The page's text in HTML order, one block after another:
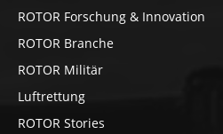
ROTOR Forschung & Innovation
ROTOR Branche
ROTOR Militär
Luftrettung
ROTOR Stories